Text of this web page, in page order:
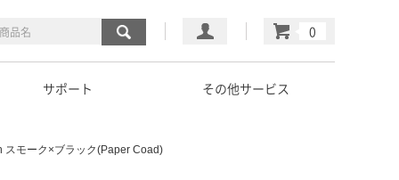
マイページ
カート
サポート その他サービス
スモーク×ブラック(Paper Coad)